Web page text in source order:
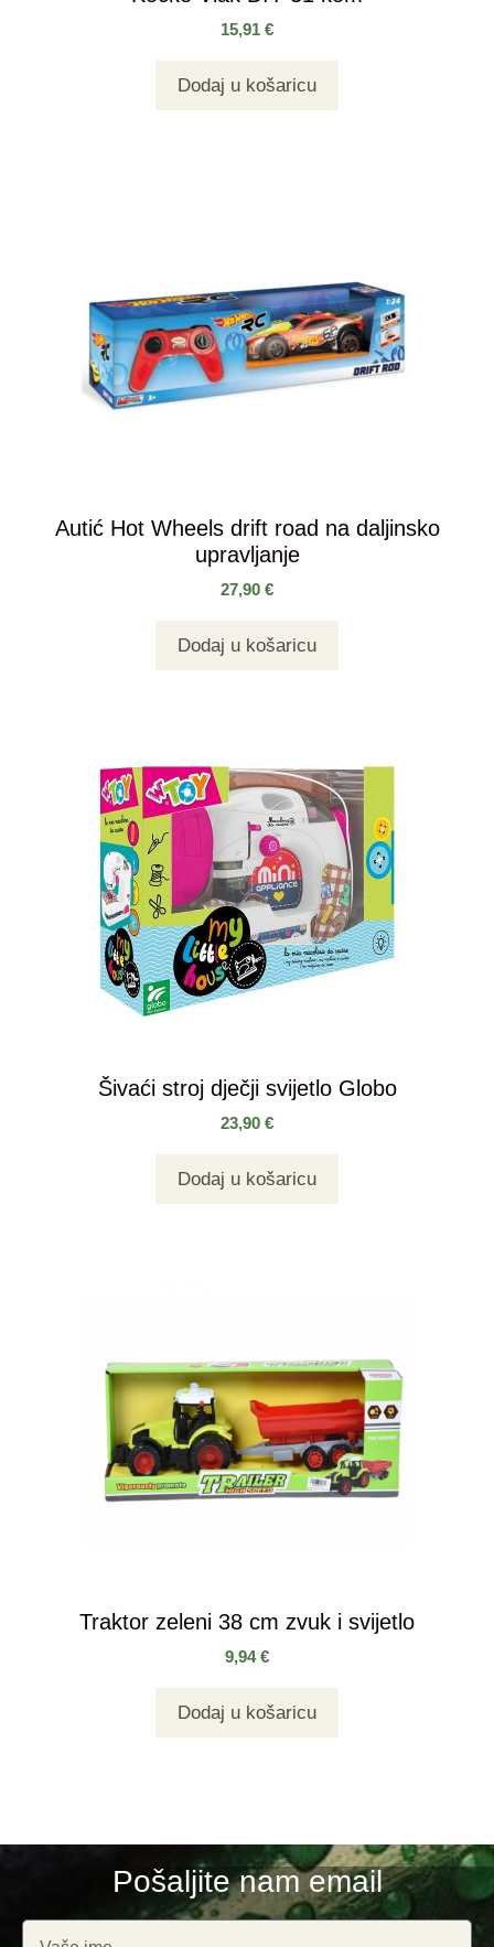
15,91 €
Dodaj u košaricu
Autić Hot Wheels drift road na daljinsko
upravljanje
27,90 €
Dodaj u košaricu
Šivaći stroj dječji svijetlo Globo
23,90 €
Dodaj u košaricu
Traktor zeleni 38 cm zvuk i svijetlo
9,94€
Dodaj u košaricu
Pošaljite nam email